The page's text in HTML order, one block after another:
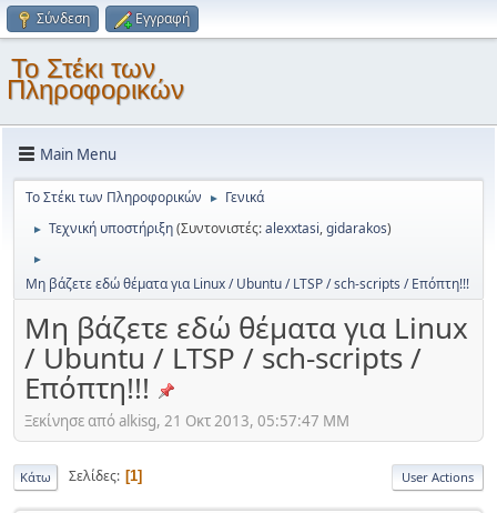
Σύνδεση Εγγραφή
Το Στέκι των
Πληροφορικών
Main Menu
Το Στέκι των Πληροφορικών ► Γενικά
► Τεχνική υποστήριξη(Συντονιστές:alexxtasi,gidarakos)
►
Μη βάζετε εδώ θέματα για Linux / Ubuntu / LTSP / sch-scripts / Επόπτη!!!
Μη βάζετε εδώ θέματα για Linux
/ Ubuntu / LTSP / sch-scripts /
Επόπτη!!!
Ξεκίνησε από alkisg, 21 Οκτ 2013, 05:57:47 ΜΜ
Κάτω Σελίδες 1 User Actions